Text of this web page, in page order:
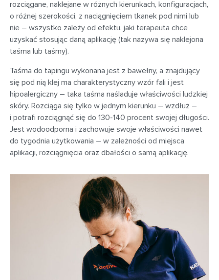
rozciągane, naklejane w różnych kierunkach, konfiguracjach,
o różnej szerokości, z naciągnięciem tkanek pod nimi lub
nie – wszystko zależy od efektu, jaki terapeuta chce
uzyskać stosując daną aplikację (tak nazywa się naklejona
taśma lub taśmy).
Taśma do tapingu wykonana jest z bawełny, a znajdujący
się pod nią klej ma charakterystyczny wzór fali i jest
hipoalergiczny – taka taśma naśladuje właściwości ludzkiej
skóry. Rozciąga się tylko w jednym kierunku – wzdłuż –
i potrafi rozciągnąć się do 130-140 procent swojej długości.
Jest wodoodporna i zachowuje swoje właściwości nawet
do tygodnia użytkowania – w zależności od miejsca
aplikacji, rozciągnięcia oraz dbałości o samą aplikację.